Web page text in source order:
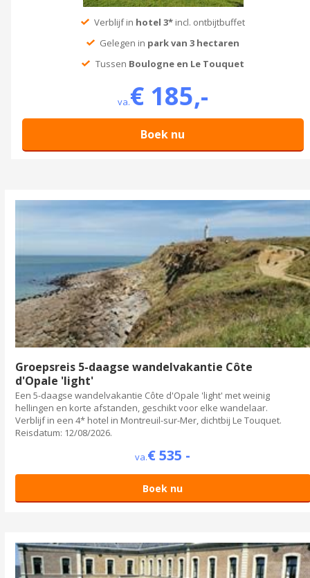
Verblijf in hotel 3* incl. ontbijtbuffet
Gelegen in park van 3 hectaren
Tussen Boulogne en Le Touquet
va.€ 185,-
Boek nu
Groepsreis 5-daagse wandelvakantie Côte
d'Opale 'light'
Een 5-daagse wandelvakantie Côte d'Opale 'light' met weinig
hellingen en korte afstanden, geschikt voor elke wandelaar.
Verblijf in een 4* hotel in Montreuil-sur-Mer, dichtbij Le Touquet.
Reisdatum: 12/08/2026.
va.€ 535 -
Boek nu